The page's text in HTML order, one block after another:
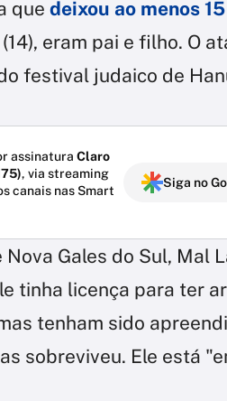
que deixou ao menos
eram pai e filho. O
festival judaico de
assinatura Claro
, via streaming
canais nas Smart
Siga no
Gales do Sul, Mal
tinha licença para ter
tenham sido
sobreviveu. Ele está